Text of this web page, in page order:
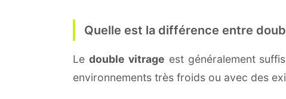
Quelle est la différence entre
Le double vitrage est généralement
environnements très froids ou avec des